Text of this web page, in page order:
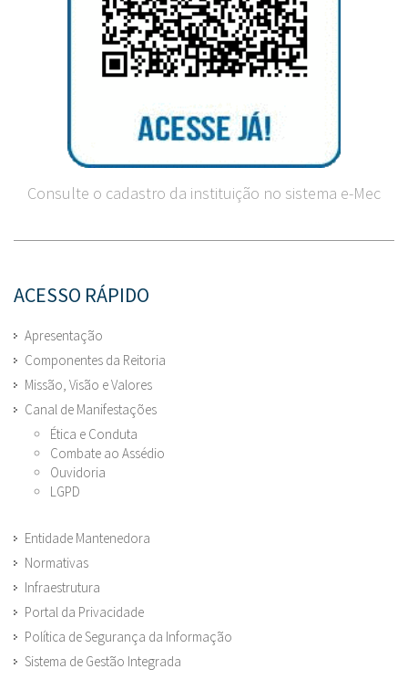
Consulte o cadastro da instituição no sistema e-Mec
ACESSO RÁPIDO
Apresentação
Componentes da Reitoria
Missão, Visão e Valores
Canal de Manifestações
Ética e Conduta
Combate ao Assédio
Ouvidoria
LGPD
Entidade Mantenedora
Normativas
Infraestrutura
Portal da Privacidade
Política de Segurança da Informação
Sistema de Gestão Integrada